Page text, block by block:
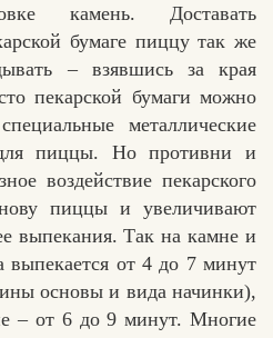
камень. Доставать
бумаге пиццу так же
– взявшись за края
пекарской бумаги можно
металлические
пиццы. Но противни и
воздействие пекарского
пиццы и увеличивают
выпекания. Так на камне и
выпекается от 4 до 7 минут
основы и вида начинки),
– от 6 до 9 минут. Многие